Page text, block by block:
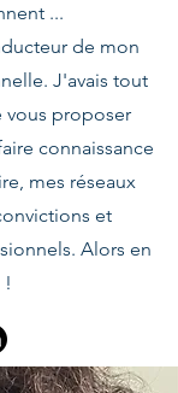
...
de mon
J'avais tout
vous proposer
connaissance
mes réseaux
et
Alors en
!